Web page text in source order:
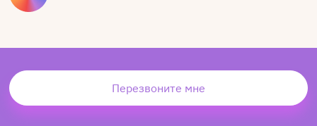
Перезвоните мне